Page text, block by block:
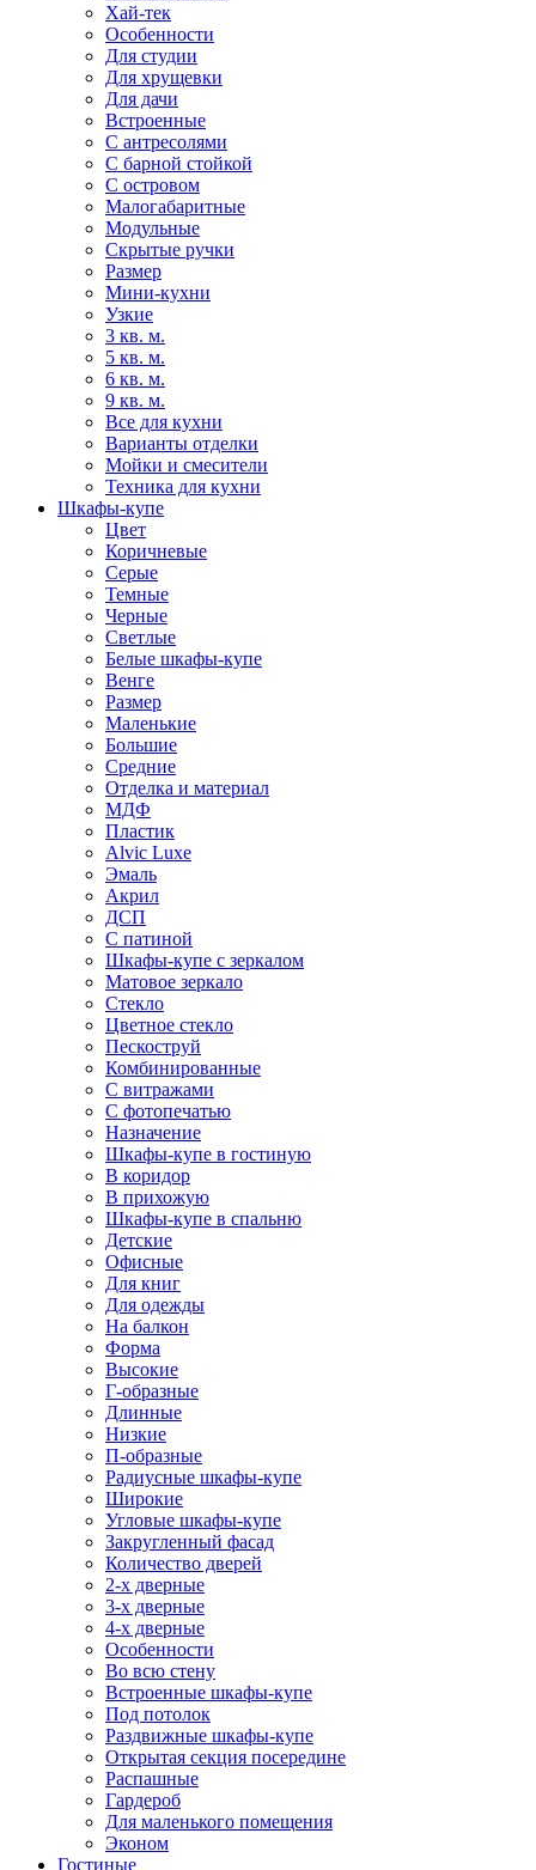
Хай-тек
Особенности
Для студии
Для хрущевки
Для дачи
Встроенные
С антресолями
С барной стойкой
С островом
Малогабаритные
Модульные
Скрытые ручки
Размер
Мини-кухни
Узкие
3 кв. м.
5 кв. м.
6 кв. м.
9 кв. м.
Все для кухни
Варианты отделки
Мойки и смесители
Техника для кухни
Шкафы-купе
Цвет
Коричневые
Серые
Темные
Черные
Светлые
Белые шкафы-купе
Венге
Размер
Маленькие
Большие
Средние
Отделка и материал
МДФ
Пластик
Alvic Luxe
Эмаль
Акрил
ДСП
С патиной
Шкафы-купе с зеркалом
Матовое зеркало
Стекло
Цветное стекло
Пескоструй
Комбинированные
С витражами
С фотопечатью
Назначение
Шкафы-купе в гостиную
В коридор
В прихожую
Шкафы-купе в спальню
Детские
Офисные
Для книг
Для одежды
На балкон
Форма
Высокие
Г-образные
Длинные
Низкие
П-образные
Радиусные шкафы-купе
Широкие
Угловые шкафы-купе
Закругленный фасад
Количество дверей
2-х дверные
3-х дверные
4-х дверные
Особенности
Во всю стену
Встроенные шкафы-купе
Под потолок
Раздвижные шкафы-купе
Открытая секция посередине
Распашные
Гардероб
Для маленького помещения
Эконом
Гостиные